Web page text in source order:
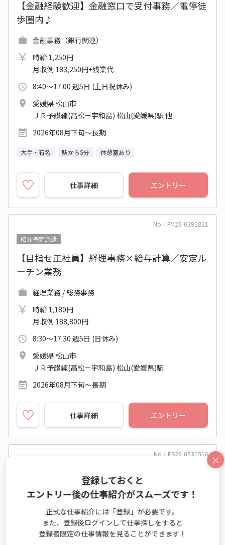
【金融経験歓迎】金融窓口で受付事務／電停徒
歩圏内♪
金融事務（銀行関連）
時給 1,250円
月収例 183,250円+残業代
8:40～17:00 週5日 (土日祝休み)
愛媛県 松山市
ＪＲ予讃線(高松－宇和島) 松山(愛媛県)駅 他
2026年08月下旬～長期
大手・有名 駅から5分 休憩室あり
仕事詳細 エントリー
No：FM26-0292821
紹介予定派遣
【目指せ正社員】経理事務×給与計算／安定ル
ーチン業務
経理業務 / 総務事務
時給 1,180円
月収例 188,800円
8:30～17:30 週5日 (日休み)
愛媛県 松山市
ＪＲ予讃線(高松－宇和島) 松山(愛媛県)駅
2026年08月下旬～長期
仕事詳細 エントリー
No：ES26-0531516
35万～◆コールセンター基盤のマイグレーショ
ン◆愛媛県松山市
ネットワークエンジニア
時給 2,200円～2,300円
×
登録しておくと
エントリー後の仕事紹介がスムーズです！
正式な仕事紹介には「登録」が必要です。
また、登録後ログインして仕事探しをすると
登録者限定の仕事情報を見ることができます！